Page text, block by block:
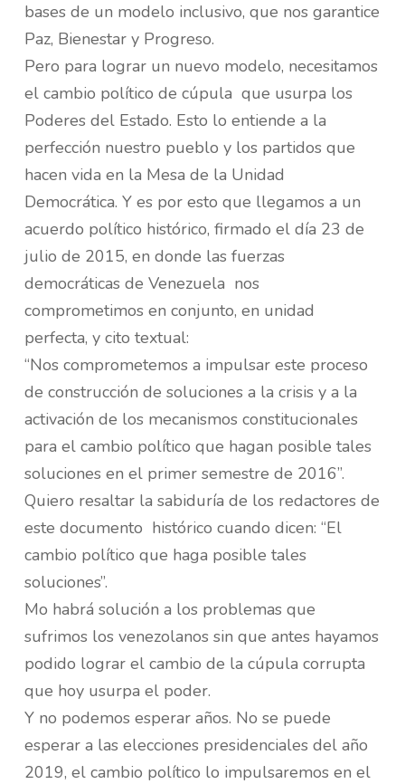
bases de un modelo inclusivo, que nos garantice
Paz, Bienestar y Progreso.
Pero para lograr un nuevo modelo, necesitamos
el cambio político de cúpula que usurpa los
Poderes del Estado. Esto lo entiende a la
perfección nuestro pueblo y los partidos que
hacen vida en la Mesa de la Unidad
Democrática. Y es por esto que llegamos a un
acuerdo político histórico, firmado el día 23 de
julio de 2015, en donde las fuerzas
democráticas de Venezuela nos
comprometimos en conjunto, en unidad
perfecta, y cito textual:
“Nos comprometemos a impulsar este proceso
de construcción de soluciones a la crisis y a la
activación de los mecanismos constitucionales
para el cambio político que hagan posible tales
soluciones en el primer semestre de 2016”.
Quiero resaltar la sabiduría de los redactores de
este documento histórico cuando dicen: “El
cambio político que haga posible tales
soluciones”.
Mo habrá solución a los problemas que
sufrimos los venezolanos sin que antes hayamos
podido lograr el cambio de la cúpula corrupta
que hoy usurpa el poder.
Y no podemos esperar años. No se puede
esperar a las elecciones presidenciales del año
2019, el cambio político lo impulsaremos en el